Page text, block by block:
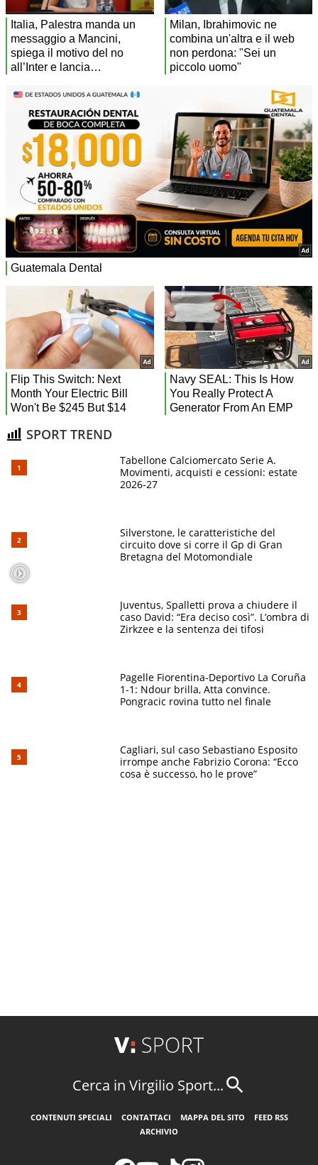
SPORT TREND
Tabellone Calciomercato Serie A.
Movimenti, acquisti e cessioni: estate
2026-27
Silverstone, le caratteristiche del
circuito dove si corre il Gp di Gran
Bretagna del Motomondiale
Juventus, Spalletti prova a chiudere il
caso David: “Era deciso così”. L’ombra di
Zirkzee e la sentenza dei tifosi
Pagelle Fiorentina-Deportivo La Coruña
1-1: Ndour brilla, Atta convince.
Pongracic rovina tutto nel finale
Cagliari, sul caso Sebastiano Esposito
irrompe anche Fabrizio Corona: “Ecco
cosa è successo, ho le prove”
Cerca in Virgilio Sport...
CONTENUTI SPECIALI CONTATTACI MAPPA DEL SITO
FEED RSS
ARCHIVIO